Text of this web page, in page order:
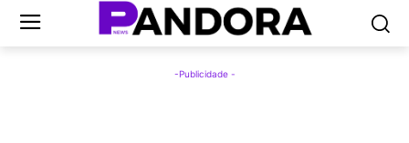
-Publicidade -